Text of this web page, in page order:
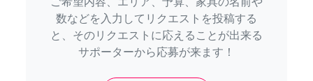
数などを入力してリクエストを投稿する
と、そのリクエストに応えることが出来る
サポーターから応募が来ます！